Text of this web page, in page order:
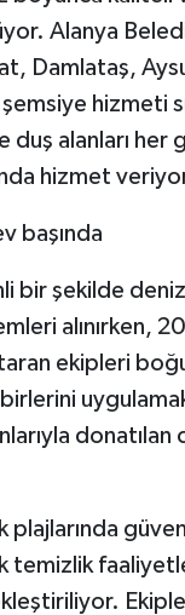
Alanya
Damlataş,
hizmeti
duş alanları
hizmet
başında
bir şekilde
alınırken,
ekipleri
temizlik